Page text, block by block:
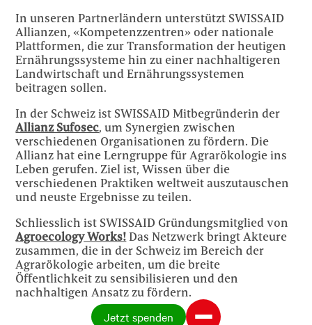
Jetzt spenden
In unseren Partnerländern unterstützt SWISSAID
Allianzen, «Kompetenzzentren» oder nationale
Plattformen, die zur Transformation der heutigen
Ernährungssysteme hin zu einer nachhaltigeren
Landwirtschaft und Ernährungssystemen
beitragen sollen.
In der Schweiz ist SWISSAID Mitbegründerin der
Allianz Sufosec, um Synergien zwischen
verschiedenen Organisationen zu fördern. Die
Allianz hat eine Lerngruppe für Agrarökologie ins
Leben gerufen. Ziel ist, Wissen über die
verschiedenen Praktiken weltweit auszutauschen
und neuste Ergebnisse zu teilen.
Schliesslich ist SWISSAID Gründungsmitglied von
Agroecology Works! Das Netzwerk bringt Akteure
zusammen, die in der Schweiz im Bereich der
Agrarökologie arbeiten, um die breite
Öffentlichkeit zu sensibilisieren und den
nachhaltigen Ansatz zu fördern.